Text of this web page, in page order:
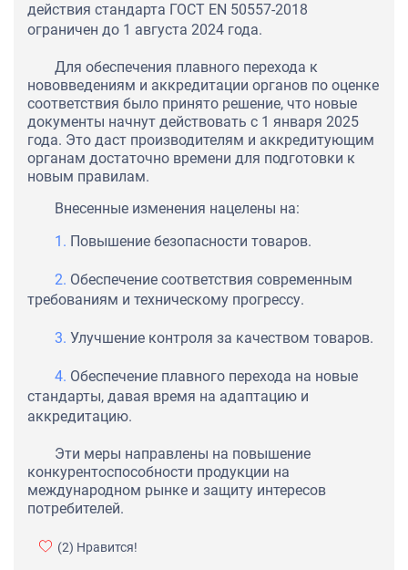
действия стандарта ГОСТ EN 50557-2018
ограничен до 1 августа 2024 года.
Для обеспечения плавного перехода к
нововведениям и аккредитации органов по оценке
соответствия было принято решение, что новые
документы начнут действовать с 1 января 2025
года. Это даст производителям и аккредитующим
органам достаточно времени для подготовки к
новым правилам.
Внесенные изменения нацелены на:
Повышение безопасности товаров.
Обеспечение соответствия современным
требованиям и техническому прогрессу.
Улучшение контроля за качеством товаров.
Обеспечение плавного перехода на новые
стандарты, давая время на адаптацию и
аккредитацию.
Эти меры направлены на повышение
конкурентоспособности продукции на
международном рынке и защиту интересов
потребителей.
(2) Нравится!